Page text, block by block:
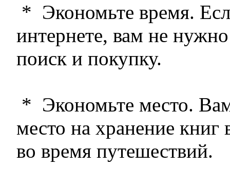
* Экономьте время.
интернете, вам не
поиск и покупку.
* Экономьте место.
место на хранение
во время путешествий.